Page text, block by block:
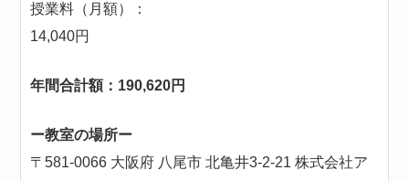
授業料（月額）：
14,040円
年間合計額：190,620円
ー教室の場所ー
〒581-0066 大阪府 八尾市 北亀井3-2-21 株式会社ア